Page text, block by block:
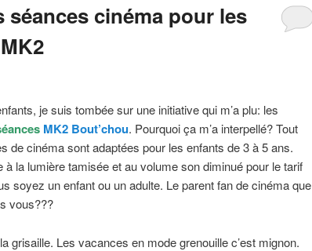
séances cinéma pour les
je suis tombée sur une initiative qui m’a plu: les
MK2 Bout’chou. Pourquoi ça m’a interpellé? Tout
de cinéma sont adaptées pour les enfants de 3 à 5 ans.
à la lumière tamisée et au volume son diminué pour le tarif
soyez un enfant ou un adulte. Le parent fan de cinéma que
vous???
grisaille. Les vacances en mode grenouille c’est mignon.